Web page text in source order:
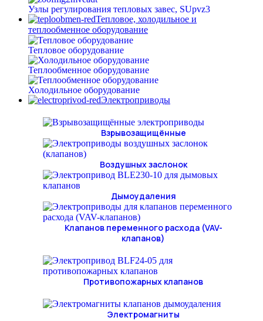
Узлы регулирования тепловых завес, SUpvz3
Тепловое, холодильное и
теплообменное оборудование
Тепловое оборудование
Теплообменное оборудование
Холодильное оборудование
Электроприводы
Взрывозащищённые
Воздушных заслонок
Дымоудаления
Клапанов переменного расхода (VAV-
клапанов)
Противопожарных клапанов
Электромагниты